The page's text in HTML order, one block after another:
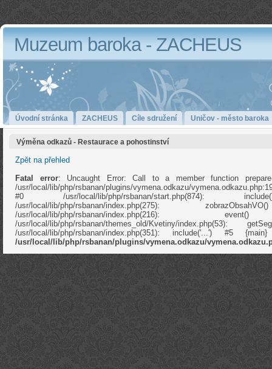
Muzeum baroka - ZACHEUS
Úvodní stránka ZACHEUS Cíle sdružení Uničov - město baroka
Výměna odkazů - Restaurace a pohostinství
Zpět na přehled
Fatal error: Uncaught Error: Call to a member function
/usr/local/lib/php/rsbanan/plugins/vymena.odkazu/
#0 /usr/local/lib/php/rsbanan/start.php(874):
/usr/local/lib/php/rsbanan/index.php(275):
/usr/local/lib/php/rsbanan/index.php(216):
/usr/local/lib/php/rsbanan/themes_old/Kvetiny/index.php(53):
/usr/local/lib/php/rsbanan/index.php(351): include('...') #5
/usr/local/lib/php/rsbanan/plugins/vymena.odkazu/